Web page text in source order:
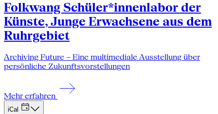
Folkwang Schüler*innenlabor der
Künste, Junge Erwachsene aus dem
Ruhrgebiet
Archiving Future – Eine multimediale Ausstellung über
persönliche Zukunftsvorstellungen
Mehr erfahren
iCal